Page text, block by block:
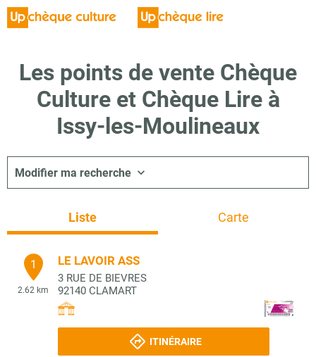
Les points de vente Chèque
Culture et Chèque Lire à
Issy-les-Moulineaux
Modifier ma recherche
Liste Carte
1
2.62 km
LE LAVOIR ASS
3 RUE DE BIEVRES
92140 CLAMART
ITINÉRAIRE